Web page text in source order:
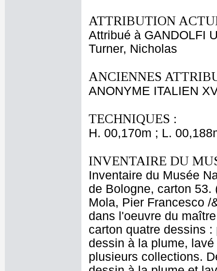
ATTRIBUTION
Attribué à GANDOLFI
Turner, Nicholas
ANCIENNES
ANONYME ITALIEN
TECHNIQUES :
H. 00,170m ; L.
INVENTAIRE DU
Inventaire du Musée
de Bologne, carton 53.
Mola, Pier Francesco /
dans l'oeuvre du
carton quatre dessins
dessin à la plume,
plusieurs collections.